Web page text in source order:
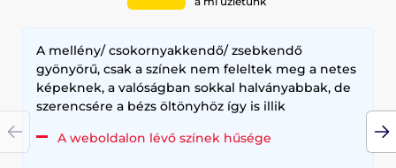
A mellény/ csokornyakkendő/ zsebkendő
gyönyörű, csak a színek nem feleltek meg a netes
képeknek, a valóságban sokkal halványabbak, de
szerencsére a bézs öltönyhöz így is illik
A weboldalon lévő színek hűsége